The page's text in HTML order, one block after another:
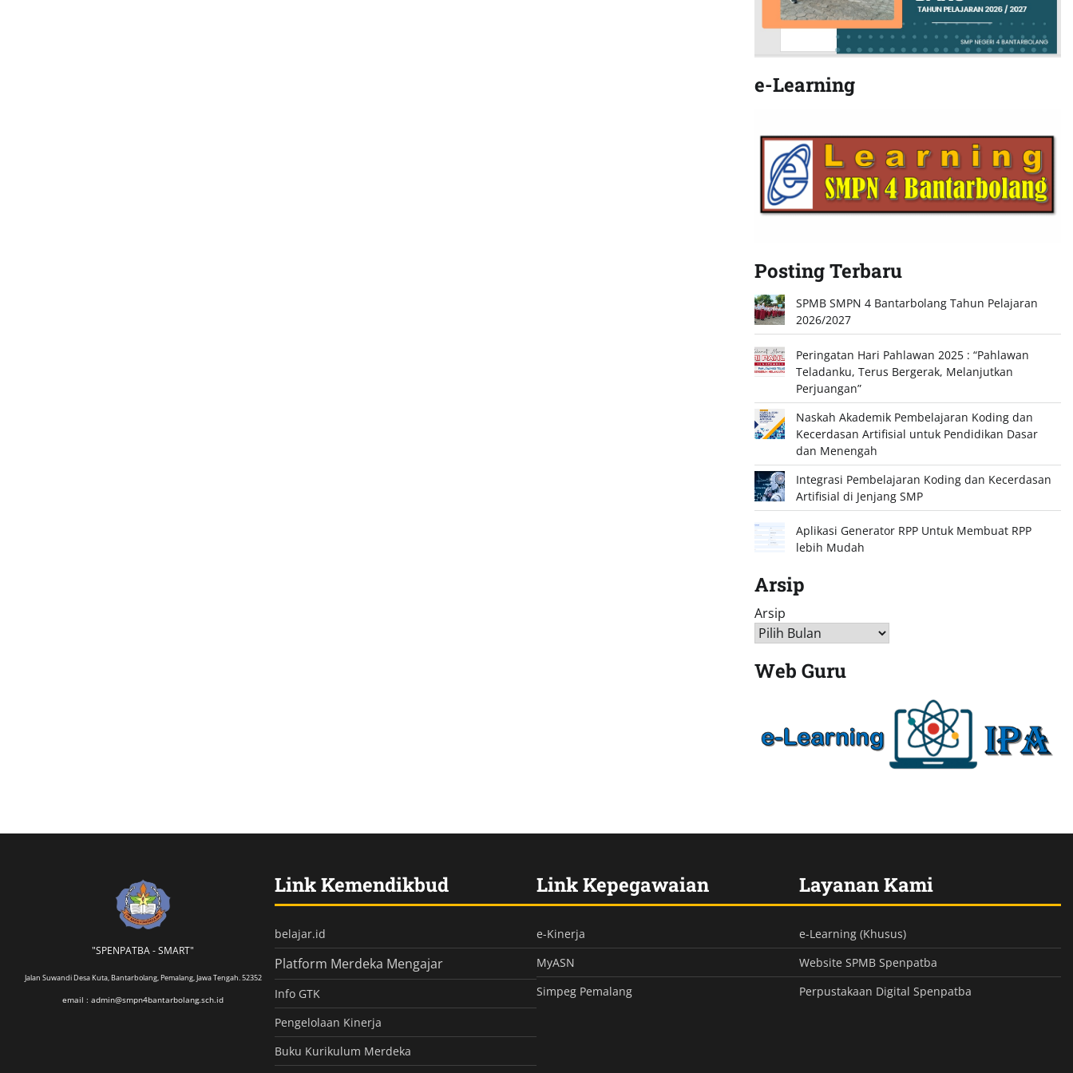
e-Learning
Posting Terbaru
SPMB SMPN 4 Bantarbolang Tahun Pelajaran
2026/2027
Peringatan Hari Pahlawan 2025 : “Pahlawan
Teladanku, Terus Bergerak, Melanjutkan
Perjuangan”
Naskah Akademik Pembelajaran Koding dan
Kecerdasan Artifisial untuk Pendidikan Dasar
dan Menengah
Integrasi Pembelajaran Koding dan Kecerdasan
Artifisial di Jenjang SMP
Aplikasi Generator RPP Untuk Membuat RPP
lebih Mudah
Arsip
Arsip
Web Guru
"SPENPATBA - SMART"
Jalan Suwandi Desa Kuta, Bantarbolang, Pemalang, Jawa Tengah. 52352
email : admin@smpn4bantarbolang.sch.id
Link Kemendikbud
belajar.id
Platform Merdeka Mengajar
Info GTK
Pengelolaan Kinerja
Buku Kurikulum Merdeka
Link Kepegawaian
e-Kinerja
MyASN
Simpeg Pemalang
Layanan Kami
e-Learning (Khusus)
Website SPMB Spenpatba
Perpustakaan Digital Spenpatba